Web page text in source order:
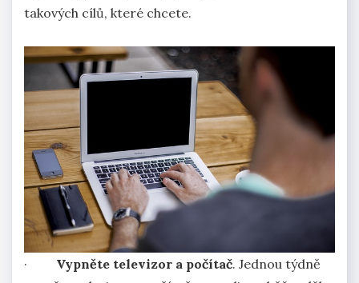
takových cílů, které chcete.
· Vypněte televizor a počítač. Jednou týdně